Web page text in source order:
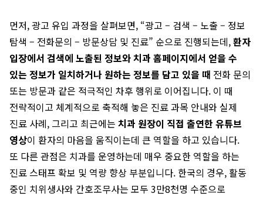
먼저, 광고 유입 과정을 살펴보면, “광고 – 검색 – 노출 – 정보
탐색 – 전화문의 – 방문상담 및 진료” 순으로 진행되는데,환자
입장에서 검색에 노출된 정보와 치과 홈페이지에서 얻을 수
있는 정보가 일치하거나 원하는 정보를 담고 있을 때 전화 문의
또는 방문과 같은 적극적인 차후 행위로 이어집니다. 이 때
전략적이고 체계적으로 축적해 놓은 진료 과목 안내와 실제
진료 사례, 그리고 최근에는 치과 원장이 직접 출연한 유튜브
영상이 환자의 마음을 움직이는데 큰 역할을 하고 있습니다.
또 다른 관점은 치과를 운영하는데 매우 중요한 역할을 하는
진료 스태프 확보 및 역량 향상 부분입니다. 한국의 경우, 활동
중인 치위생사와 간호조무사는 모두 3만8천명 수준으로